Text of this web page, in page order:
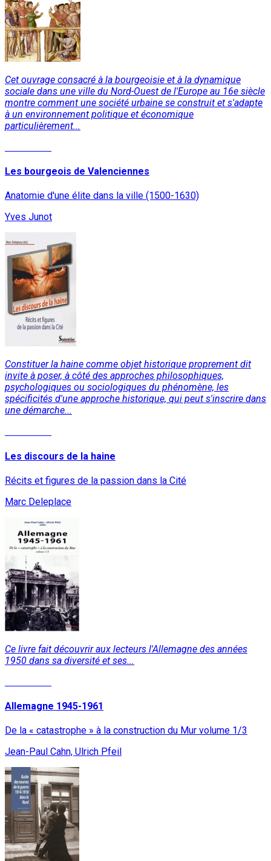
Cet ouvrage consacré à la bourgeoisie et à la dynamique
sociale dans une ville du Nord-Ouest de l'Europe au 16e siècle
montre comment une société urbaine se construit et s'adapte
à un environnement politique et économique
particulièrement...
Les bourgeois de Valenciennes
Anatomie d'une élite dans la ville (1500-1630)
Yves Junot
Constituer la haine comme objet historique proprement dit
invite à poser, à côté des approches philosophiques,
psychologiques ou sociologiques du phénomène, les
spécificités d'une approche historique, qui peut s'inscrire dans
une démarche...
Les discours de la haine
Récits et figures de la passion dans la Cité
Marc Deleplace
Ce livre fait découvrir aux lecteurs l'Allemagne des années
1950 dans sa diversité et ses...
Allemagne 1945-1961
De la « catastrophe » à la construction du Mur volume 1/3
Jean-Paul Cahn, Ulrich Pfeil